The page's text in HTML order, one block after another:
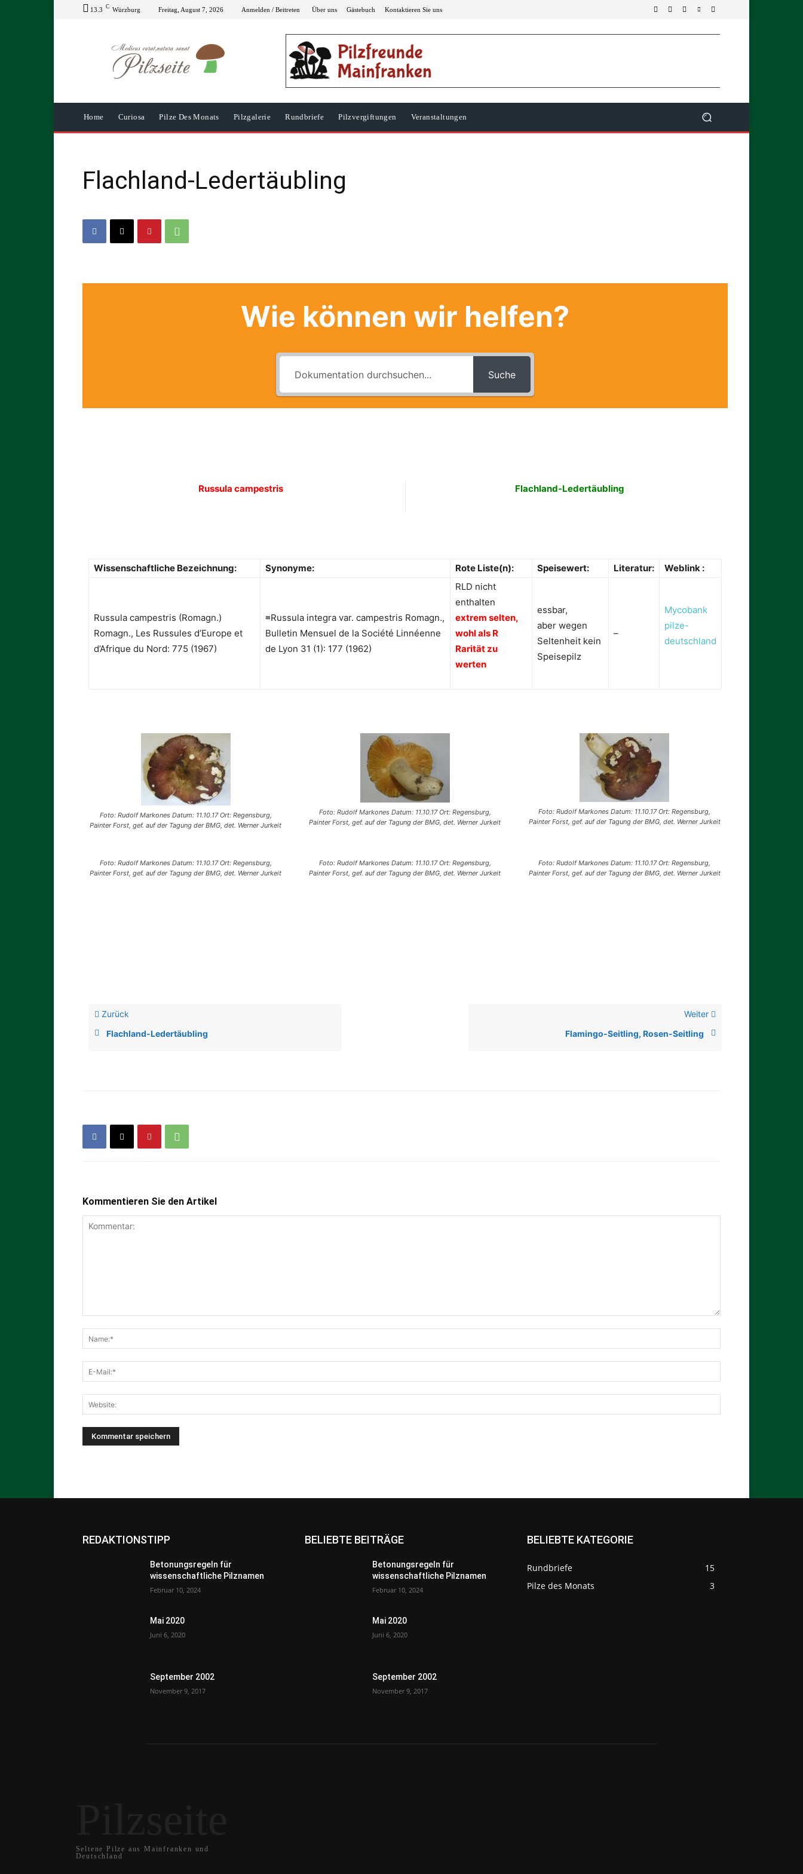
13.3 C Würzburg Freitag, August 7, 2026 Anmelden / Beitreten Über uns Gästebuch Kontaktieren Sie uns
Home Curiosa Pilze Des Monats Pilzgalerie Rundbriefe Pilzvergiftungen Veranstaltungen
Flachland-Ledertäubling
Wie können wir helfen?
Suche
Russula campestris Flachland-Ledertäubling
Wissenschaftliche Bezeichnung: Synonyme: Rote Liste(n): Speisewert: Literatur: Weblink :
Russula campestris (Romagn.)
Romagn., Les Russules d’Europe et
d’Afrique du Nord: 775 (1967)
≡Russula integra var. campestris Romagn.,
Bulletin Mensuel de la Société Linnéenne
de Lyon 31 (1): 177 (1962)
RLD nicht
enthalten
extrem selten,
wohl als R
Rarität zu
werten
essbar,
aber wegen
Seltenheit kein
Speisepilz
–
Mycobank
pilze-
deutschland
Foto: Rudolf Markones Datum: 11.10.17 Ort: Regensburg,
Painter Forst, gef. auf der Tagung der BMG, det. Werner Jurkeit
Foto: Rudolf Markones Datum: 11.10.17 Ort: Regensburg,
Painter Forst, gef. auf der Tagung der BMG, det. Werner Jurkeit
Foto: Rudolf Markones Datum: 11.10.17 Ort: Regensburg,
Painter Forst, gef. auf der Tagung der BMG, det. Werner Jurkeit
Foto: Rudolf Markones Datum: 11.10.17 Ort: Regensburg,
Painter Forst, gef. auf der Tagung der BMG, det. Werner Jurkeit
Foto: Rudolf Markones Datum: 11.10.17 Ort: Regensburg,
Painter Forst, gef. auf der Tagung der BMG, det. Werner Jurkeit
Foto: Rudolf Markones Datum: 11.10.17 Ort: Regensburg,
Painter Forst, gef. auf der Tagung der BMG, det. Werner Jurkeit
Zurück
Flachland-Ledertäubling
Weiter
Flamingo-Seitling, Rosen-Seitling
Kommentieren Sie den Artikel
REDAKTIONSTIPP
Betonungsregeln für
wissenschaftliche Pilznamen
Februar 10, 2024
Mai 2020
Juni 6, 2020
September 2002
November 9, 2017
BELIEBTE BEITRÄGE
Betonungsregeln für
wissenschaftliche Pilznamen
Februar 10, 2024
Mai 2020
Juni 6, 2020
September 2002
November 9, 2017
BELIEBTE KATEGORIE
Rundbriefe
15
Pilze des Monats
3
Seltene Pilze aus Mainfranken und
Deutschland